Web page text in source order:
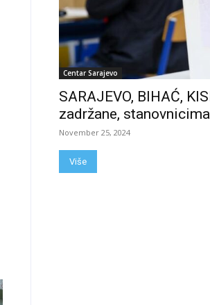
Centar Sarajevo
SARAJEVO, BIHAĆ,
zadržane,
November 25, 2024
Više